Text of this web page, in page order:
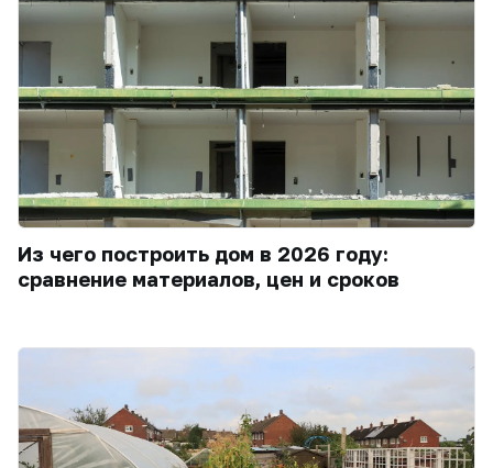
Из чего построить дом в 2026 году:
сравнение материалов, цен и сроков